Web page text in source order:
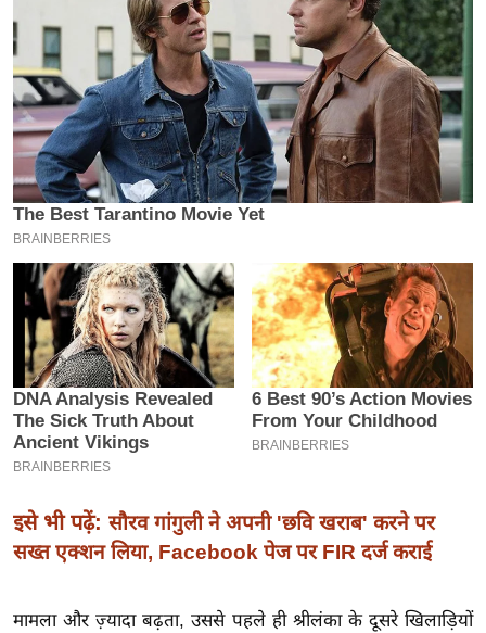
ट
I
P
L
2
0
2
6
क्रा
इ
म
ई
-
पे
र
मि
इसे भी पढ़ें: सौरव गांगुली ने अपनी 'छवि खराब' करने पर
सख्त एक्शन लिया, Facebook पेज पर FIR दर्ज कराई
मामला और ज़्यादा बढ़ता, उससे पहले ही श्रीलंका के दूसरे खिलाड़ियों